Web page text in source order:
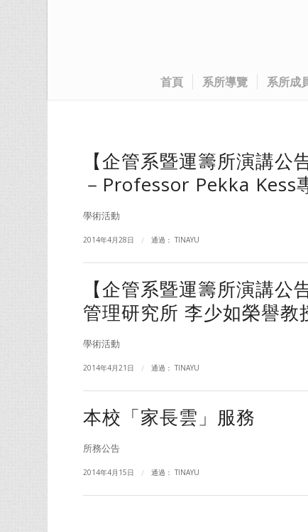
首頁 系所導覽 系所成
【企管系暨運籌所演講
－Professor Pekka Kess
學術活動
2014年4月28日 / 通過：TINAYU
【企管系暨運籌所演講
管理研究所 李少如榮譽教
學術活動
2014年4月21日 / 通過：TINAYU
本校「家長雲」服務
所務公告
2014年4月15日 / 通過：TINAYU